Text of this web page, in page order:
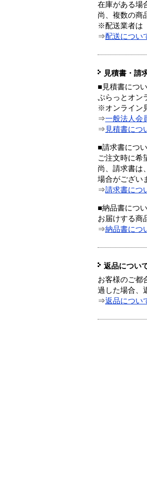
在庫がある場
尚、複数の商
※配送業者は
⇒配送につい
見積書・請
■見積書につ
ぷらっとオン
※オンライン
⇒一般法人会
⇒ 見積書につ
■請求書につ
ご注文時に希
尚、請求書は
場合がござい
⇒請求書につ
■納品書につ
お届けする商
⇒納品書につ
返品につい
お客様のご都
過した場合、
⇒返品につい